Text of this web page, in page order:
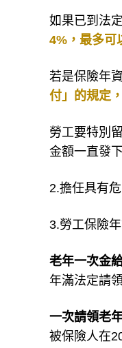
如果已到法
4%，最多可
若是保險年
付」的規定
勞工要特別
金額一直發
2.擔任具有
3.勞工保險
老年一次金給
年滿法定請
一次請領老
被保險人在